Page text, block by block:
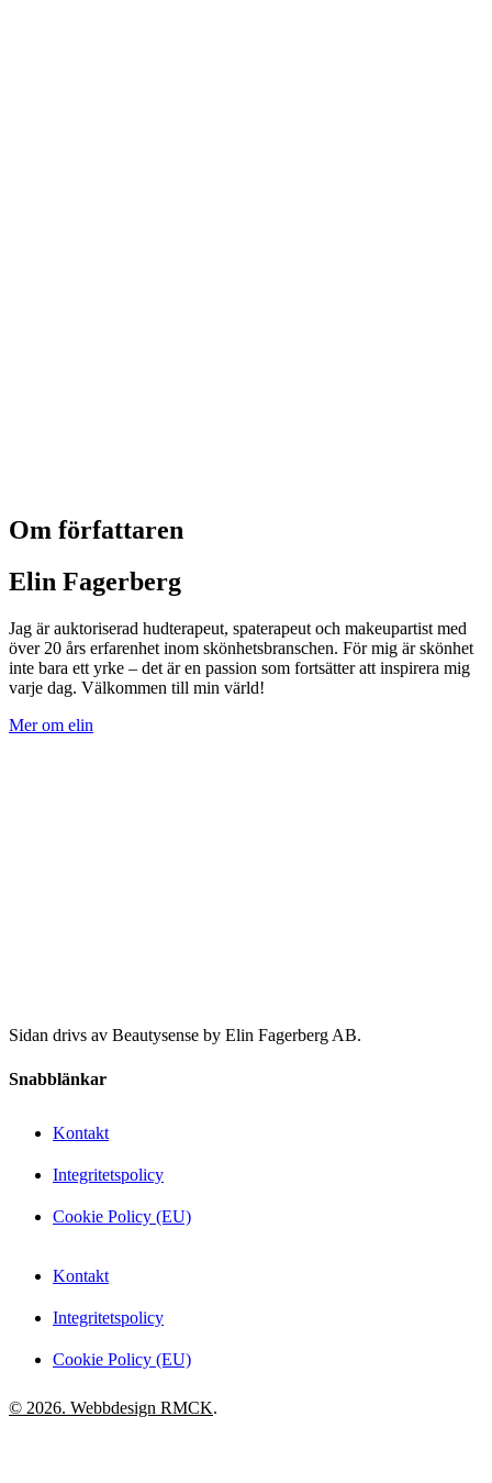
Om författaren
Elin Fagerberg
Jag är auktoriserad hudterapeut, spaterapeut och makeupartist med
över 20 års erfarenhet inom skönhetsbranschen. För mig är skönhet
inte bara ett yrke – det är en passion som fortsätter att inspirera mig
varje dag. Välkommen till min värld!
Mer om elin
Sidan drivs av Beautysense by Elin Fagerberg AB.
Snabblänkar
Kontakt
Integritetspolicy
Cookie Policy (EU)
Kontakt
Integritetspolicy
Cookie Policy (EU)
© 2026. Webbdesign RMCK.